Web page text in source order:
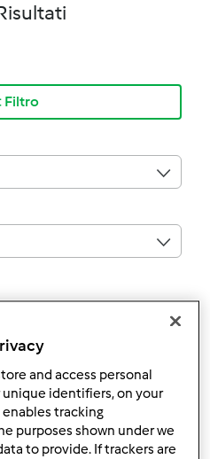
Filtro
4.6(5)
SEMI-
and access personal
unique identifiers, on your
tracking
purposes shown under we
to provide. If trackers are